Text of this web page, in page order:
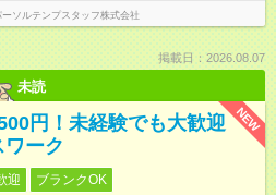
ーソルテンプスタッフ株式会社
掲載日：2026.08.07
未読
NEW
円！未経験でも大歓迎
ーク
迎
ブランクOK